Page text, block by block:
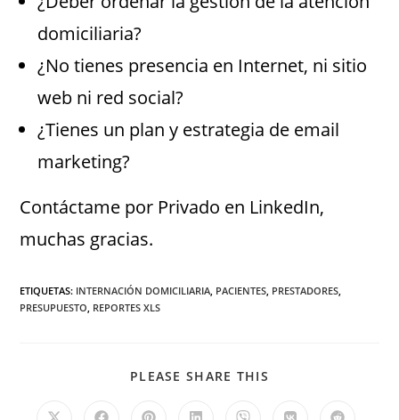
domiciliaria?
¿No tienes presencia en Internet, ni sitio
web ni red social?
¿Tienes un plan y estrategia de email
marketing?
Contáctame por Privado en LinkedIn,
muchas gracias.
ETIQUETAS: INTERNACIÓN DOMICILIARIA PACIENTES PRESTADORES
PRESUPUESTO REPORTES XLS
PLEASE SHARE THIS